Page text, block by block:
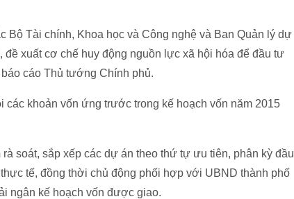
Bộ Tài chính, Khoa học và Công nghệ và Ban Quản lý dự
xuất cơ chế huy động nguồn lực xã hội hóa để đầu tư
cáo Thủ tướng Chính phủ.
khoản vốn ứng trước trong kế hoạch vốn năm 2015
soát, sắp xếp các dự án theo thứ tự ưu tiên, phân kỳ đầu
tế, đồng thời chủ động phối hợp với UBND thành phố
ngân kế hoạch vốn được giao.